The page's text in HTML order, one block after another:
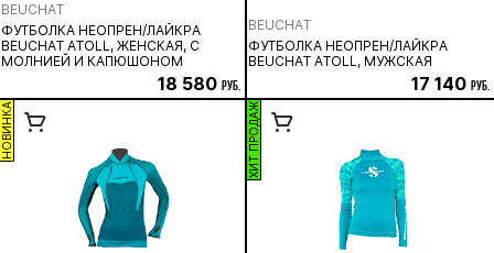
BEUCHAT
ФУТБОЛКА НЕОПРЕН/ЛАЙКРА
BEUCHAT ATOLL, ЖЕНСКАЯ, С
МОЛНИЕЙ И КАПЮШОНОМ
18 580 руб.
BEUCHAT
ФУТБОЛКА НЕОПРЕН/ЛАЙКРА
BEUCHAT ATOLL, МУЖСКАЯ
17 140 руб.
НОВИНКА ХИТ ПРОДАЖ